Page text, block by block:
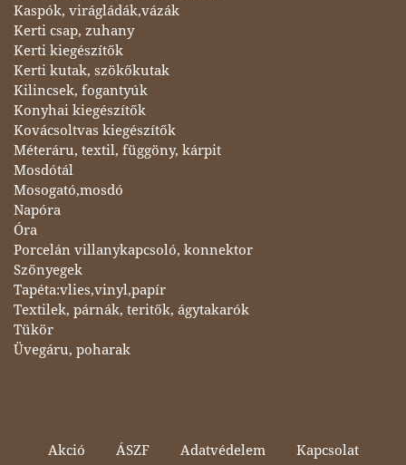
Kaspók, virágládák,vázák
Kerti csap, zuhany
Kerti kiegészítők
Kerti kutak, szökőkutak
Kilincsek, fogantyúk
Konyhai kiegészítők
Kovácsoltvas kiegészítők
Méteráru, textil, függöny, kárpit
Mosdótál
Mosogató,mosdó
Napóra
Óra
Porcelán villanykapcsoló, konnektor
Szőnyegek
Tapéta:vlies,vinyl,papír
Textilek, párnák, teritők, ágytakarók
Tükör
Üvegáru, poharak
Akció ÁSZF Adatvédelem
Kapcsolat